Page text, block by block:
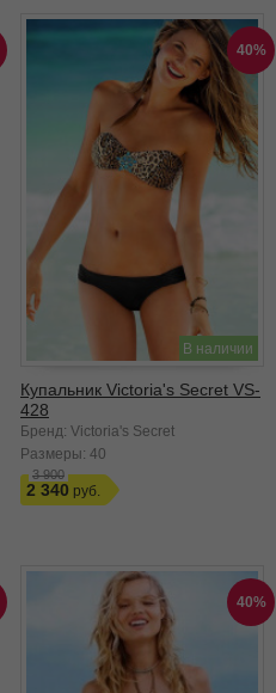
40%
В наличии
Купальник Victoria's Secret VS-
428
Бренд: Victoria's Secret
Размеры: 40
3 900
2 340
40%